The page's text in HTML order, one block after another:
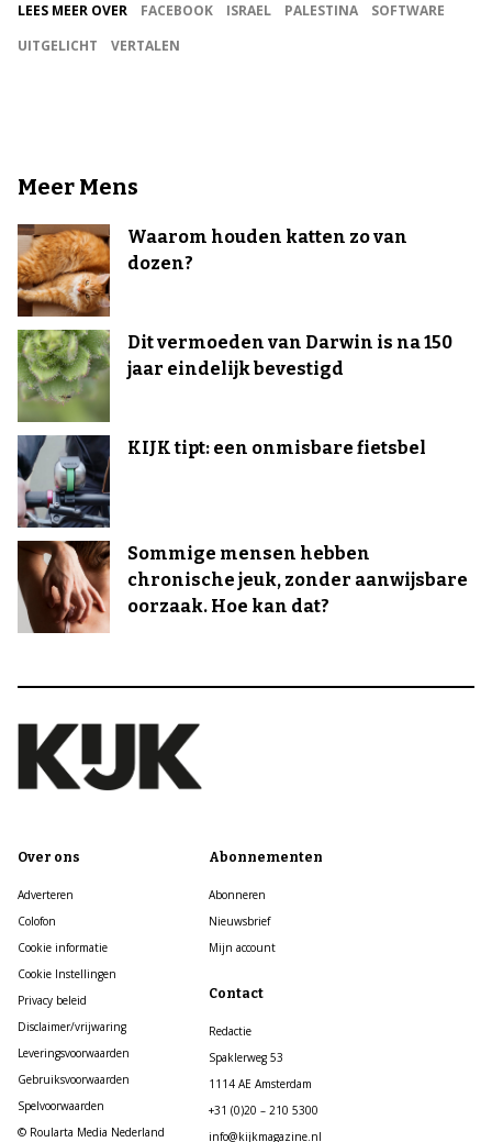
LEES MEER OVER FACEBOOK ISRAEL PALESTINA
SOFTWARE
UITGELICHT
VERTALEN
Meer Mens
Waarom houden katten zo van
dozen?
Dit vermoeden van Darwin is na 150
jaar eindelijk bevestigd
KIJK tipt: een onmisbare fietsbel
Sommige mensen hebben
chronische jeuk, zonder aanwijsbare
oorzaak. Hoe kan dat?
Over ons
Adverteren
Colofon
Cookie informatie
Cookie Instellingen
Privacy beleid
Disclaimer/vrijwaring
Leveringsvoorwaarden
Gebruiksvoorwaarden
Spelvoorwaarden
© Roularta Media Nederland
Abonnementen
Abonneren
Nieuwsbrief
Mijn account
Contact
Redactie
Spaklerweg 53
1114 AE Amsterdam
+31 (0)20 – 210 5300
info@kijkmagazine.nl